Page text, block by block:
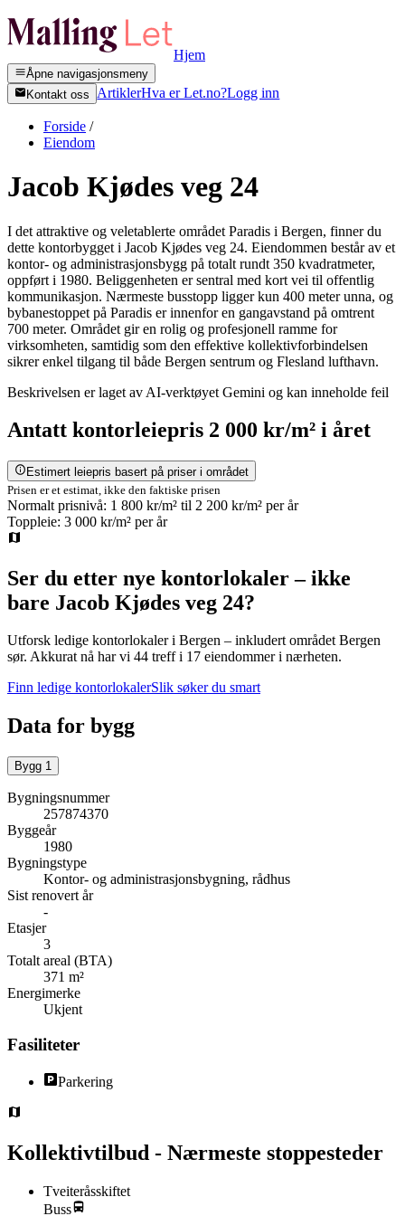
Hjem
Åpne navigasjonsmeny
Kontakt oss
ArtiklerHva er Let.no?Logg inn
Forside /
Eiendom
Jacob Kjødes veg 24
I det attraktive og veletablerte området Paradis i Bergen, finner du
dette kontorbygget i Jacob Kjødes veg 24. Eiendommen består av et
kontor- og administrasjonsbygg på totalt rundt 350 kvadratmeter,
oppført i 1980. Beliggenheten er sentral med kort vei til offentlig
kommunikasjon. Nærmeste busstopp ligger kun 400 meter unna, og
bybanestoppet på Paradis er innenfor en gangavstand på omtrent
700 meter. Området gir en rolig og profesjonell ramme for
virksomheten, samtidig som den effektive kollektivforbindelsen
sikrer enkel tilgang til både Bergen sentrum og Flesland lufthavn.
Beskrivelsen er laget av AI-verktøyet Gemini og kan inneholde feil
Antatt kontorleiepris 2 000 kr/m² i året
Estimert leiepris basert på priser i området
Prisen er et estimat, ikke den faktiske prisen
Normalt prisnivå: 1 800 kr/m² til 2 200 kr/m² per år
Toppleie: 3 000 kr/m² per år
Ser du etter nye kontorlokaler – ikke
bare Jacob Kjødes veg 24?
Utforsk ledige kontorlokaler i Bergen – inkludert området Bergen
sør. Akkurat nå har vi 44 treff i 17 eiendommer i nærheten.
Finn ledige kontorlokalerSlik søker du smart
Data for bygg
Bygg 1
Bygningsnummer
257874370
Byggeår
1980
Bygningstype
Kontor- og administrasjonsbygning, rådhus
Sist renovert år
-
Etasjer
3
Totalt areal (BTA)
371 m²
Energimerke
Ukjent
Fasiliteter
Parkering
Kollektivtilbud - Nærmeste stoppesteder
Tveiteråsskiftet
Buss